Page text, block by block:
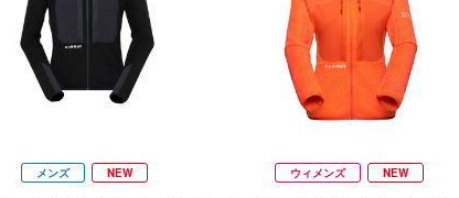
メンズ NEW ウィメンズ NEW